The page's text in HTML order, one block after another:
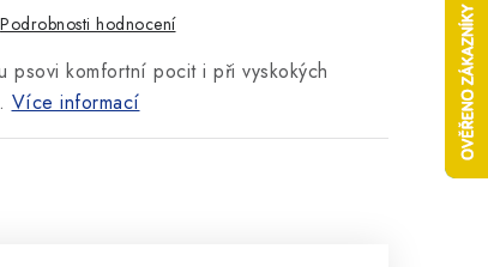
Podrobnosti hodnocení
psovi komfortní pocit i při vyskokých
Více informací